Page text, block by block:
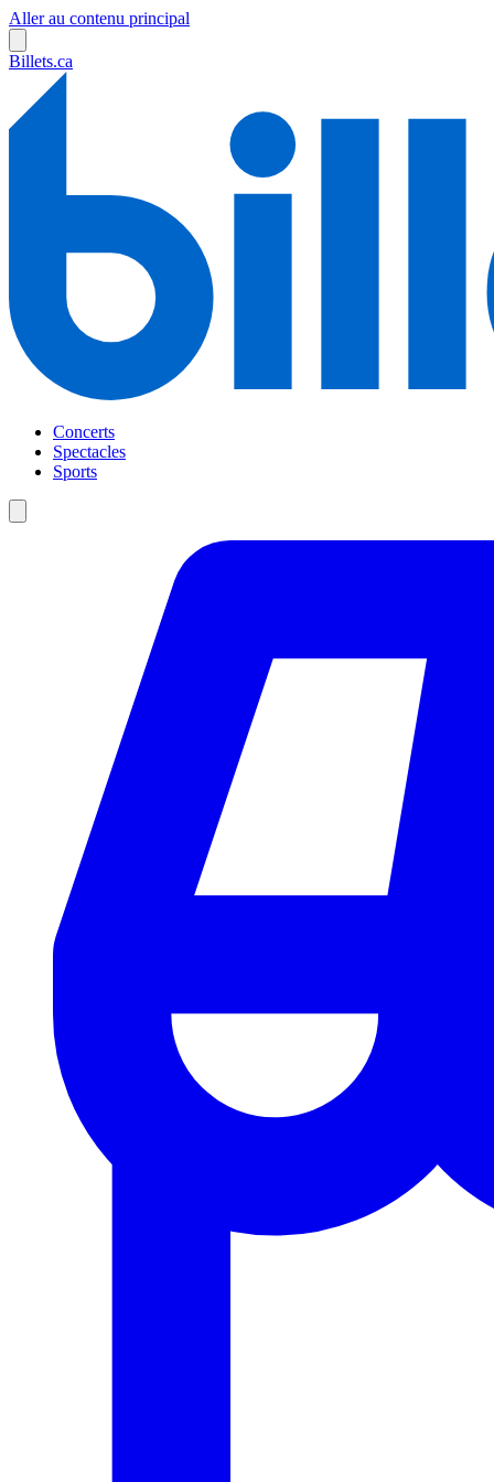
Aller au contenu principal
Billets.ca
Concerts
Spectacles
Sports